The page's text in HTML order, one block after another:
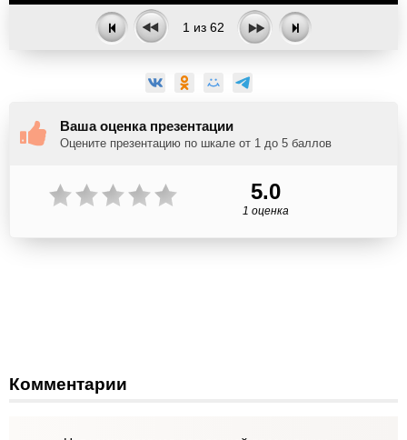
1 из 62
Ваша оценка презентации
Оцените презентацию по шкале от 1 до 5 баллов
5.0
1 оценка
Комментарии